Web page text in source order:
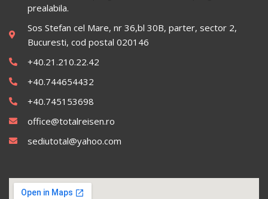
prealabila.
Sos Stefan cel Mare, nr 36,bl 30B, parter, sector 2,
Bucuresti, cod postal 020146
+40.21.210.22.42
+40.744654432
+40.745153698
office@totalreisen.ro
sediutotal@yahoo.com